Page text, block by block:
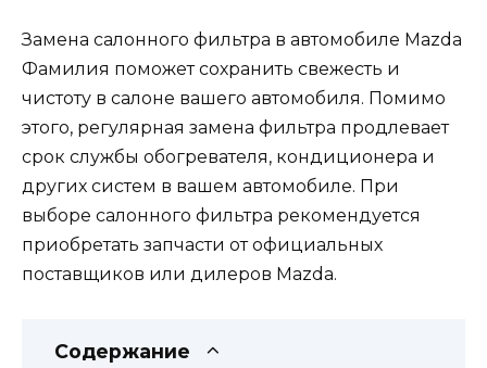
Замена салонного фильтра в автомобиле Mazda
Фамилия поможет сохранить свежесть и
чистоту в салоне вашего автомобиля. Помимо
этого, регулярная замена фильтра продлевает
срок службы обогревателя, кондиционера и
других систем в вашем автомобиле. При
выборе салонного фильтра рекомендуется
приобретать запчасти от официальных
поставщиков или дилеров Mazda.
Содержание